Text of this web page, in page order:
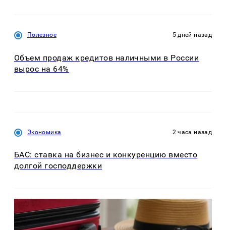
Полезное 5 дней назад
Объем продаж кредитов наличными в России
вырос на 64%
Экономика 2 часа назад
БАС: ставка на бизнес и конкуренцию вместо
долгой господдержки